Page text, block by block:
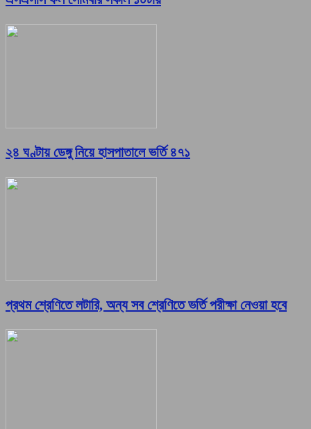
২৪ ঘণ্টায় ডেঙ্গু নিয়ে হাসপাতালে ভর্তি ৪৭১
প্রথম শ্রেণিতে লটারি, অন্য সব শ্রেণিতে ভর্তি পরীক্ষা নেওয়া হবে